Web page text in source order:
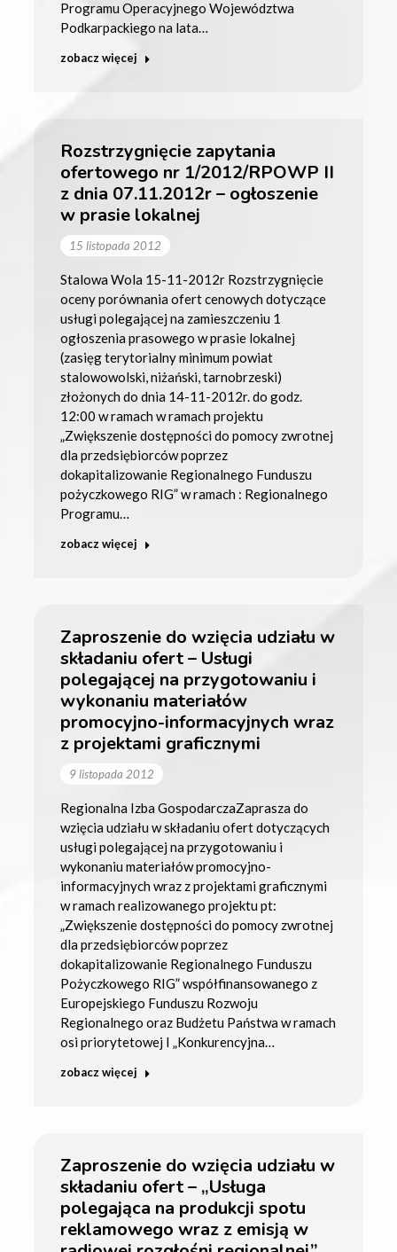
Programu Operacyjnego Województwa
Podkarpackiego na lata…
zobacz więcej
Rozstrzygnięcie zapytania
ofertowego nr 1/2012/RPOWP II
z dnia 07.11.2012r – ogłoszenie
w prasie lokalnej
15 listopada 2012
Stalowa Wola 15-11-2012r Rozstrzygnięcie
oceny porównania ofert cenowych dotyczące
usługi polegającej na zamieszczeniu 1
ogłoszenia prasowego w prasie lokalnej
(zasięg terytorialny minimum powiat
stalowowolski, niżański, tarnobrzeski)
złożonych do dnia 14-11-2012r. do godz.
12:00 w ramach w ramach projektu
„Zwiększenie dostępności do pomocy zwrotnej
dla przedsiębiorców poprzez
dokapitalizowanie Regionalnego Funduszu
pożyczkowego RIG” w ramach : Regionalnego
Programu…
zobacz więcej
Zaproszenie do wzięcia udziału w
składaniu ofert – Usługi
polegającej na przygotowaniu i
wykonaniu materiałów
promocyjno-informacyjnych wraz
z projektami graficznymi
9 listopada 2012
Regionalna Izba GospodarczaZaprasza do
wzięcia udziału w składaniu ofert dotyczących
usługi polegającej na przygotowaniu i
wykonaniu materiałów promocyjno-
informacyjnych wraz z projektami graficznymi
w ramach realizowanego projektu pt:
„Zwiększenie dostępności do pomocy zwrotnej
dla przedsiębiorców poprzez
dokapitalizowanie Regionalnego Funduszu
Pożyczkowego RIG” współfinansowanego z
Europejskiego Funduszu Rozwoju
Regionalnego oraz Budżetu Państwa w ramach
osi priorytetowej I „Konkurencyjna…
zobacz więcej
Zaproszenie do wzięcia udziału w
składaniu ofert – „Usługa
polegająca na produkcji spotu
reklamowego wraz z emisją w